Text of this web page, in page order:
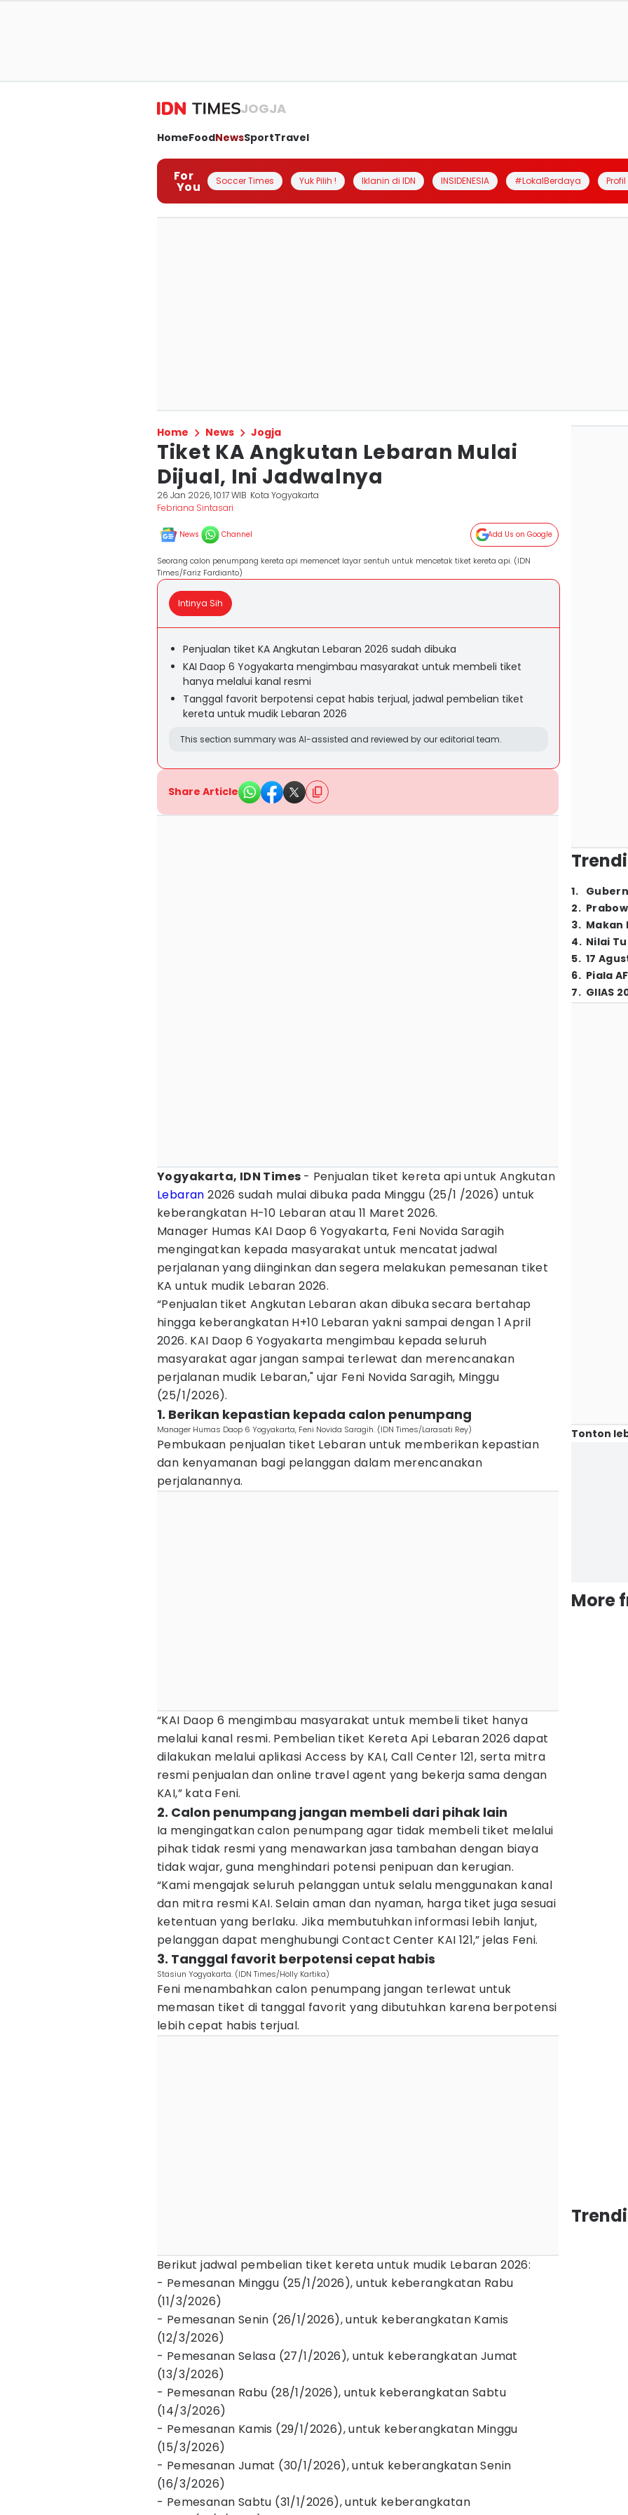
JOGJA
HomeFoodNewsSportTravel
For
You Soccer Times Yuk Pilih ! Iklanin di IDN INSIDENESIA #LokalBerdaya
Home News Jogja
Tiket KA Angkutan Lebaran Mulai
Dijual, Ini Jadwalnya
26 Jan 2026, 10:17 WIB Kota Yogyakarta
Febriana Sintasari
News Channel Add Us on Google
Seorang calon penumpang kereta api memencet layar sentuh untuk mencetak tiket kereta api. (IDN
Times/Fariz Fardianto)
Intinya Sih
Penjualan tiket KA Angkutan Lebaran 2026 sudah dibuka
KAI Daop 6 Yogyakarta mengimbau masyarakat untuk membeli tiket
hanya melalui kanal resmi
Tanggal favorit berpotensi cepat habis terjual, jadwal pembelian tiket
kereta untuk mudik Lebaran 2026
This section summary was AI-assisted and reviewed by our editorial team.
Share Article
Yogyakarta, IDN Times - Penjualan tiket kereta api untuk Angkutan
Lebaran 2026 sudah mulai dibuka pada Minggu (25/1 /2026) untuk
keberangkatan H-10 Lebaran atau 11 Maret 2026.
Manager Humas KAI Daop 6 Yogyakarta, Feni Novida Saragih
mengingatkan kepada masyarakat untuk mencatat jadwal
perjalanan yang diinginkan dan segera melakukan pemesanan tiket
KA untuk mudik Lebaran 2026.
“Penjualan tiket Angkutan Lebaran akan dibuka secara bertahap
hingga keberangkatan H+10 Lebaran yakni sampai dengan 1 April
2026. KAI Daop 6 Yogyakarta mengimbau kepada seluruh
masyarakat agar jangan sampai terlewat dan merencanakan
perjalanan mudik Lebaran," ujar Feni Novida Saragih, Minggu
(25/1/2026).
1. Berikan kepastian kepada calon penumpang
Manager Humas Daop 6 Yogyakarta, Feni Novida Saragih. (IDN Times/Larasati Rey)
Pembukaan penjualan tiket Lebaran untuk memberikan kepastian
dan kenyamanan bagi pelanggan dalam merencanakan
perjalanannya.
“KAI Daop 6 mengimbau masyarakat untuk membeli tiket hanya
melalui kanal resmi. Pembelian tiket Kereta Api Lebaran 2026 dapat
dilakukan melalui aplikasi Access by KAI, Call Center 121, serta mitra
resmi penjualan dan online travel agent yang bekerja sama dengan
KAI,” kata Feni.
2. Calon penumpang jangan membeli dari pihak lain
Ia mengingatkan calon penumpang agar tidak membeli tiket melalui
pihak tidak resmi yang menawarkan jasa tambahan dengan biaya
tidak wajar, guna menghindari potensi penipuan dan kerugian.
“Kami mengajak seluruh pelanggan untuk selalu menggunakan kanal
dan mitra resmi KAI. Selain aman dan nyaman, harga tiket juga sesuai
ketentuan yang berlaku. Jika membutuhkan informasi lebih lanjut,
pelanggan dapat menghubungi Contact Center KAI 121,” jelas Feni.
3. Tanggal favorit berpotensi cepat habis
Stasiun Yogyakarta. (IDN Times/Holly Kartika)
Feni menambahkan calon penumpang jangan terlewat untuk
memasan tiket di tanggal favorit yang dibutuhkan karena berpotensi
lebih cepat habis terjual.
Berikut jadwal pembelian tiket kereta untuk mudik Lebaran 2026:
- Pemesanan Minggu (25/1/2026), untuk keberangkatan Rabu
(11/3/2026)
- Pemesanan Senin (26/1/2026), untuk keberangkatan Kamis
(12/3/2026)
- Pemesanan Selasa (27/1/2026), untuk keberangkatan Jumat
(13/3/2026)
- Pemesanan Rabu (28/1/2026), untuk keberangkatan Sabtu
(14/3/2026)
- Pemesanan Kamis (29/1/2026), untuk keberangkatan Minggu
(15/3/2026)
- Pemesanan Jumat (30/1/2026), untuk keberangkatan Senin
(16/3/2026)
- Pemesanan Sabtu (31/1/2026), untuk keberangkatan
1.
2.
3. Makan
4. Nilai
5. 17
6. Piala
7. GIIAS
Tonton
More